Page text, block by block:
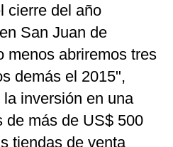
cierre del año
San Juan de
menos abriremos tres
demás el 2015",
inversión en una
de más de US$ 500
tiendas de venta